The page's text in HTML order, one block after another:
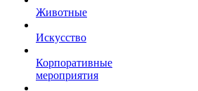
Животные
Искусство
Корпоративные
мероприятия